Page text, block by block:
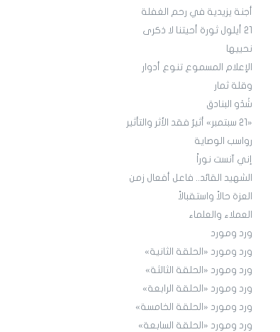
أجنة يزيدية في رحم الغفلة
21 أيلول ثورة أحيتنا لا ذكرى
نحييها
الإعلام المسموع تنوع أدوار
وقلة ثمار
شَدْو البنادق
«21 سبتمبر» أثيرٌ فقد الأثر والتأثير
رواسب الوصاية
إني آنست نوراً
الشهيد القائد.. فاعل أفعال زمن
العزة حالاً واستقبالاً
العملاء والعلماء
ورد ومورد
ورد ومورد «الحلقة الثانية»
ورد ومورد «الحلقة الثالثة»
ورد ومورد «الحلقة الرابعة»
ورد ومورد «الحلقة الخامسة»
ورد ومورد «الحلقة السابعة»